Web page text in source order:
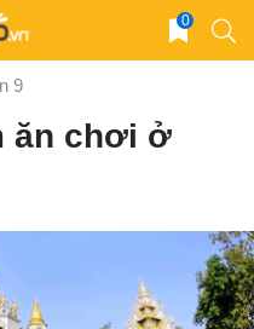
0
9
ăn chơi ở